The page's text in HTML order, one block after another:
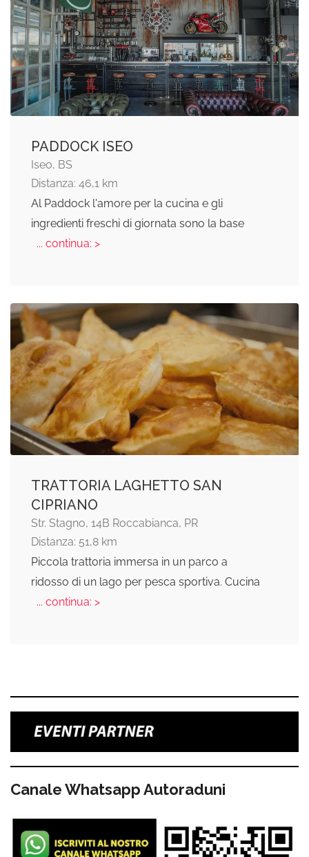
PADDOCK ISEO
Iseo, BS
Distanza: 46,1 km
Al Paddock l'amore per la cucina e gli
ingredienti freschi di giornata sono la base
... continua: >
TRATTORIA LAGHETTO SAN
CIPRIANO
Str. Stagno, 14B Roccabianca, PR
Distanza: 51,8 km
Piccola trattoria immersa in un parco a
ridosso di un lago per pesca sportiva. Cucina
... continua: >
Canale Whatsapp Autoraduni